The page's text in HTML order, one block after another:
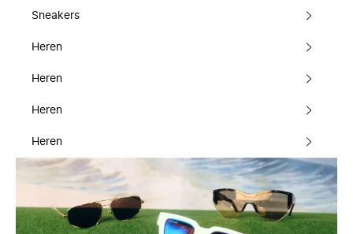
Sneakers
Heren
Heren
Heren
Heren